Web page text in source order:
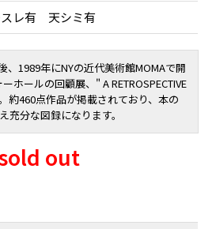
スレ有 天シミ有
、1989年にNYの近代美術館MOMAで開
ホールの回顧展、" A RETROSPECTIVE
約460点作品が掲載されており、本の
充分な図録になります。
out